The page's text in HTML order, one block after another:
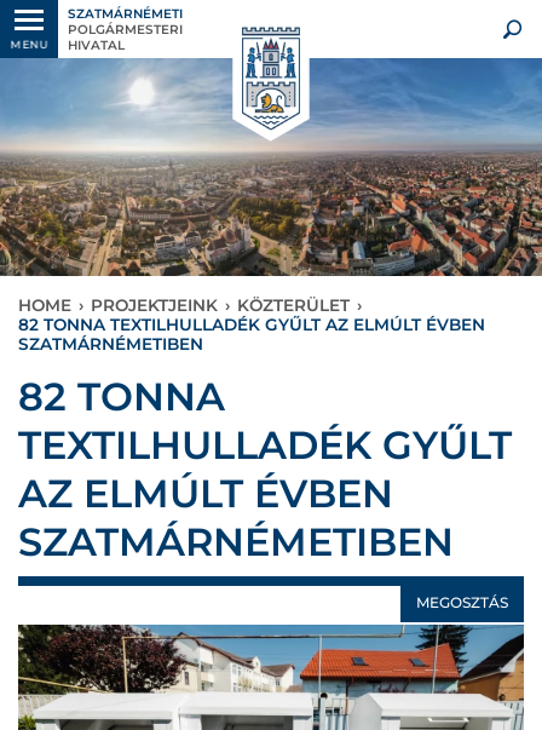
MENU
SZATMÁRNÉMETI
POLGÁRMESTERI
HIVATAL
HOME › PROJEKTJEINK › KÖZTERÜLET ›
82 TONNA TEXTILHULLADÉK GYŰLT AZ ELMÚLT ÉVBEN
SZATMÁRNÉMETIBEN
82 TONNA
TEXTILHULLADÉK GYŰLT
AZ ELMÚLT ÉVBEN
SZATMÁRNÉMETIBEN
MEGOSZTÁS